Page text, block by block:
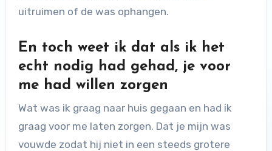
uitruimen of de was ophangen.
En toch weet ik dat als ik het
echt nodig had gehad, je voor
me had willen zorgen
Wat was ik graag naar huis gegaan en had ik
graag voor me laten zorgen. Dat je mijn was
vouwde zodat hij niet in een steeds grotere